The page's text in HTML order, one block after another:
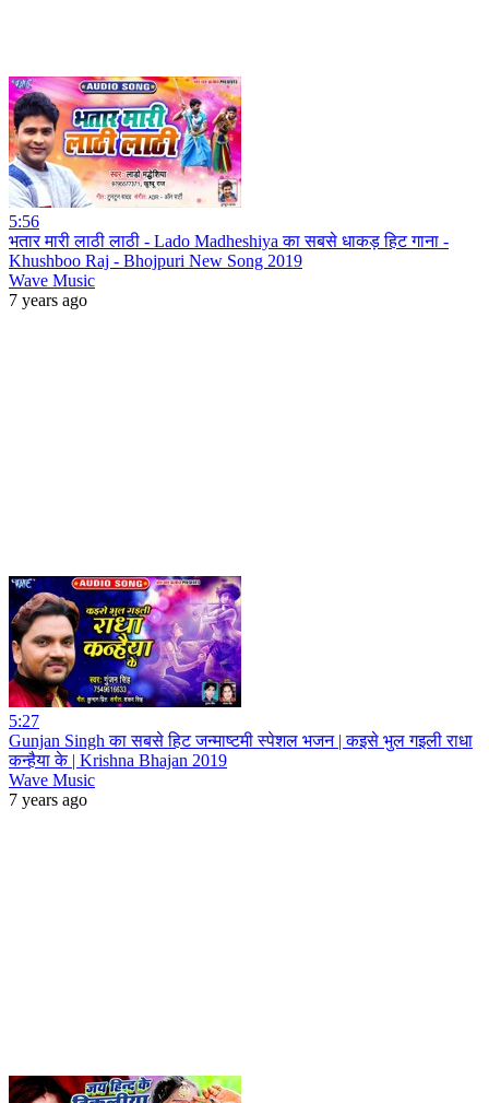
5:56
भतार मारी लाठी लाठी - Lado Madheshiya का सबसे धाकड़ हिट गाना -
Khushboo Raj - Bhojpuri New Song 2019
Wave Music
7 years ago
5:27
Gunjan Singh का सबसे हिट जन्माष्टमी स्पेशल भजन | कइसे भुल गइली राधा
कन्हैया के | Krishna Bhajan 2019
Wave Music
7 years ago